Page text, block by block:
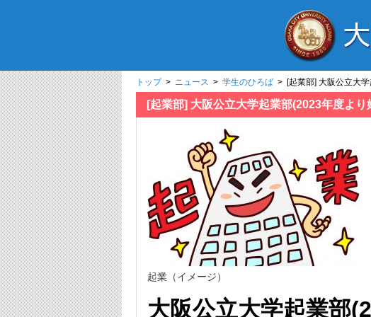
トップ> ニュース > 学生のひろば > [起業部] 大阪公立大
[起業部] 大阪公立大学起業部(2023年度よ
起業（イメージ）
大阪公立大学起業部